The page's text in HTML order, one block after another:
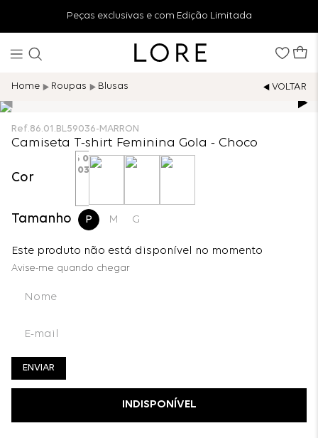
Peças exclusivas e com Edição Limitada
Roupas Blusas
Ref.86.01.BL59036-MARRON
Camiseta T-shirt Feminina Gola - Choco
Cor
Tamanho P M G
Este produto não está disponível no momento
ENVIAR
INDISPONÍVEL